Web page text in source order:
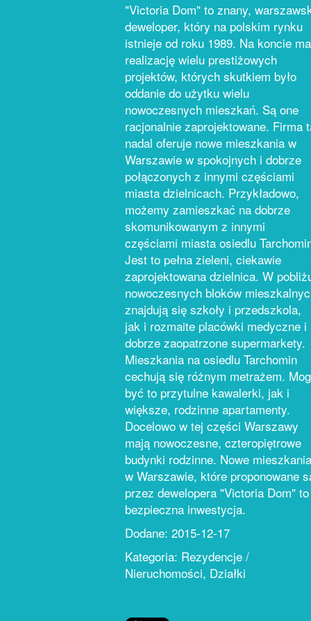
"Victoria Dom" to znany,
deweloper, który na polskim rynku
istnieje od roku 1989. Na koncie ma
realizację wielu prestiżowych
projektów, których skutkiem było
oddanie do użytku wielu
nowoczesnych mieszkań. Są one
racjonalnie zaprojektowane. Firma
nadal oferuje nowe mieszkania w
Warszawie w spokojnych i dobrze
połączonych z innymi częściami
miasta dzielnicach. Przykładowo,
możemy zamieszkać na dobrze
skomunikowanym z innymi
częściami miasta osiedlu
Jest to pełna zieleni, ciekawie
zaprojektowana dzielnica. W
nowoczesnych bloków
znajdują się szkoły i przedszkola,
jak i rozmaite placówki medyczne i
dobrze zaopatrzone supermarkety.
Mieszkania na osiedlu Tarchomin
cechują się różnym metrażem.
być to przytulne kawalerki, jak i
większe, rodzinne apartamenty.
Docelowo w tej części Warszawy
mają nowoczesne, czteropiętrowe
budynki rodzinne. Nowe mieszkania
w Warszawie, które proponowane
przez dewelopera "Victoria Dom" to
bezpieczna inwestycja.
Dodane: 2015-12-17
Kategoria: Rezydencje /
Nieruchomości, Działki